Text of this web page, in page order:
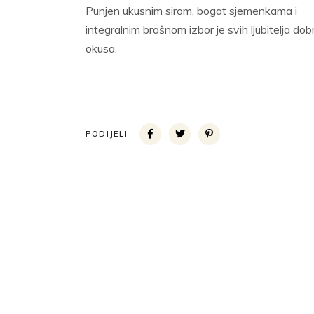
Punjen ukusnim sirom, bogat sjemenkama i
integralnim brašnom izbor je svih ljubitelja
okusa.
PODIJELI